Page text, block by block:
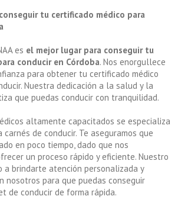
tu certificado médico para
es el mejor lugar para conseguir tu
conducir en Córdoba. Nos enorgullece
para obtener tu certificado médico
Nuestra dedicación a la salud y la
que puedas conducir con tranquilidad.
altamente capacitados se especializa
de conducir. Te aseguramos que
en poco tiempo, dado que nos
un proceso rápido y eficiente. Nuestro
a brindarte atención personalizada y
nosotros para que puedas conseguir
de conducir de forma rápida.